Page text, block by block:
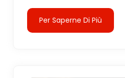
Per Saperne Di Più